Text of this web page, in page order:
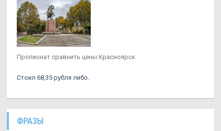
Пропионат сравнить цены Красноярск
Стоил 68,35 рубля либо.
ФРАЗЫ